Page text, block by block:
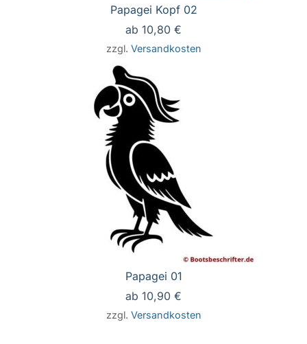
Papagei Kopf 02
ab 10,80 €
zzgl. Versandkosten
Papagei 01
ab 10,90 €
zzgl. Versandkosten